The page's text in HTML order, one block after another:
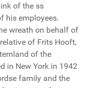
of the ss
his employees.
wreath on behalf of
of Frits Hooft,
of the
in New York in 1942
family and the